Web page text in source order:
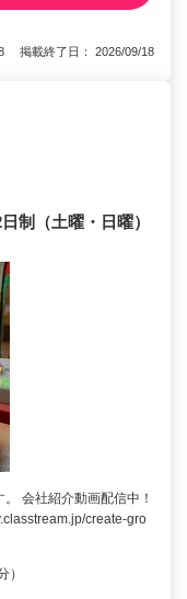
掲載終了日： 2026/09/18
制（土曜・日曜）
会社紹介動画配信中！
create-gro
）